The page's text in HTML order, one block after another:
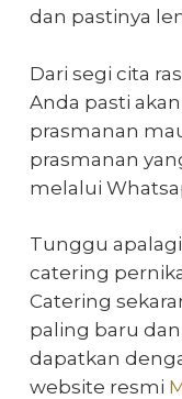
dan pastinya
Dari segi cita
Anda pasti
prasmanan
prasmanan
melalui
Tunggu
catering
Catering
paling baru
dapatkan
website resmi